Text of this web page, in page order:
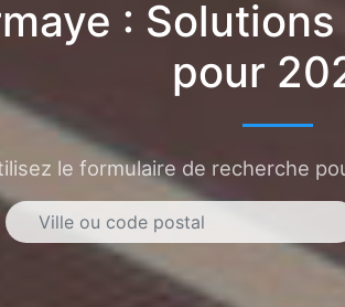
:
pour
le formulaire de recherche